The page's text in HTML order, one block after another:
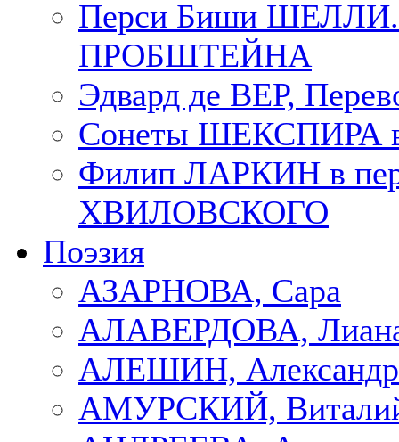
Перси Биши ШЕЛЛИ.
ПРОБШТЕЙНА
Эдвард де ВЕР,
Сонеты ШЕКСПИРА в
Филип ЛАРКИН в
ХВИЛОВСКОГО
Поэзия
АЗАРНОВА, Сара
АЛАВЕРДОВА,
АЛЕШИН, Александр
АМУРСКИЙ,